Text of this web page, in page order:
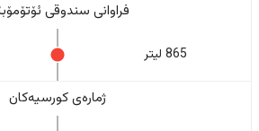
فراوانی سندوقی
865 لیتر
ژمارەی کورسیەکان